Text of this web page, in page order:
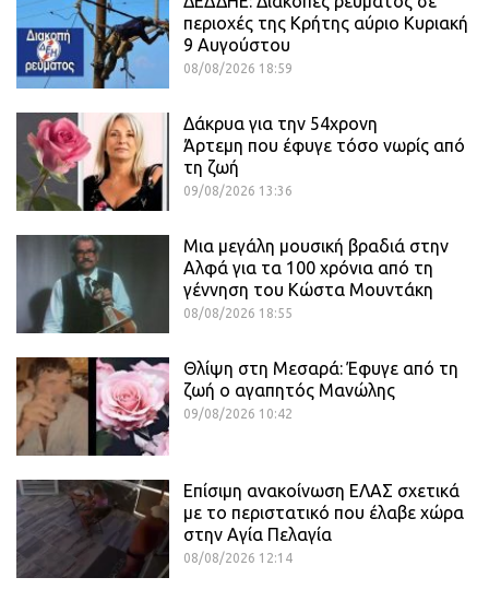
περιοχές της Κρήτης αύριο Κυριακή
9 Αυγούστου
08/08/2026 18:59
Δάκρυα για την 54χρονη
Άρτεμη που έφυγε τόσο νωρίς από
τη ζωή
09/08/2026 13:36
Μια μεγάλη μουσική βραδιά στην
Αλφά για τα 100 χρόνια από τη
γέννηση του Κώστα Μουντάκη
08/08/2026 18:55
Θλίψη στη Μεσαρά: Έφυγε από τη
ζωή ο αγαπητός Μανώλης
09/08/2026 10:42
Επίσιμη ανακοίνωση ΕΛΑΣ σχετικά
με το περιστατικό που έλαβε χώρα
στην Αγία Πελαγία
08/08/2026 12:14